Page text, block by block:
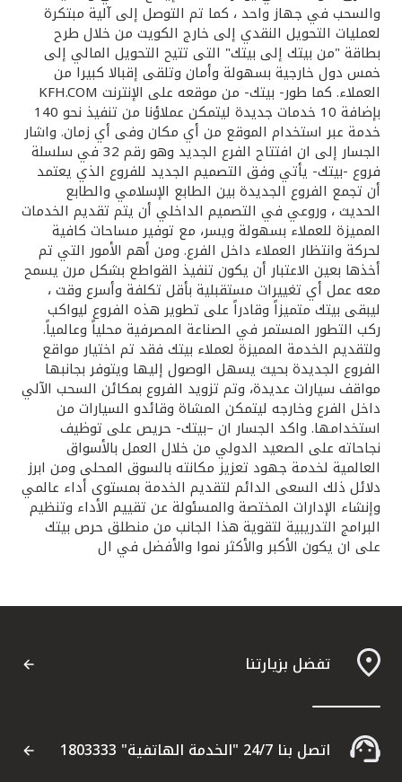
والسحب في جهاز واحد ، كما تم التوصل إلى آلية مبتكرة
لعمليات التحويل النقدي إلى خارج الكويت من خلال طرح
بطاقة "من بيتك إلى بيتك" التى تتيح التحويل المالي إلى
خمس دول خارجية بسهولة وأمان وتلقى إقبالا كبيرا من
العملاء. كما طور- بيتك- من موقعه على الإنترنت KFH.COM
بإضافة 10 خدمات جديدة ليتمكن عملاؤنا من تنفيذ نحو 140
خدمة عبر استخدام الموقع من أي مكان وفى أي زمان. واشار
الجسار إلى ان افتتاح الفرع الجديد وهو رقم 32 في سلسلة
فروع -بيتك- يأتي وفق التصميم الجديد للفروع الذي يعتمد
أن تجمع الفروع الجديدة بين الطابع الإسلامي والطابع
الحديث ، وروعي في التصميم الداخلي أن يتم تقديم الخدمات
المميزة للعملاء بسهولة ويسر، مع توفير مساحات كافية
لحركة وانتظار العملاء داخل الفرع. ومن أهم الأمور التي تم
أخذها بعين الاعتبار أن يكون تنفيذ القواطع بشكل مرن يسمح
معه عمل أي تغييرات مستقبلية بأقل تكلفة وأسرع وقت ،
ليبقى بيتك متميزاً وقادراً على تطوير هذه الفروع ليواكب
ركب التطور المستمر في الصناعة المصرفية محلياً وعالمياً.
ولتقديم الخدمة المميزة لعملاء بيتك فقد تم اختيار مواقع
الفروع الجديدة بحيث يسهل الوصول إليها ويتوفر بجانبها
مواقف سيارات عديدة، وتم تزويد الفروع بمكائن السحب الآلي
داخل الفرع وخارجه ليتمكن المشاة وقائدو السيارات من
استخدامها. واكد الجسار ان –بيتك- حريص على توظيف
نجاحاته على الصعيد الدولي من خلال العمل بالأسواق
العالمية لخدمة جهود تعزيز مكانته بالسوق المحلى ومن ابرز
دلائل ذلك السعى الدائم لتقديم الخدمة بمستوى أداء عالمي
وإنشاء الإدارات المختصة والمسئولة عن تقييم الأداء وتنظيم
البرامج التدريبية لتقوية هذا الجانب من منطلق حرص بيتك
على ان يكون الأكبر والأكثر نموا والأفضل في ال
تفضل بزيارتنا
اتصل بنا 24/7 "الخدمة الهاتفية" 1803333